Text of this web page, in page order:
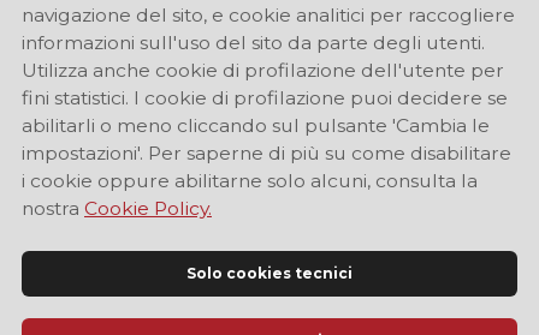
navigazione del sito, e cookie analitici per raccogliere
informazioni sull'uso del sito da parte degli utenti.
Utilizza anche cookie di profilazione dell'utente per
fini statistici. I cookie di profilazione puoi decidere se
abilitarli o meno cliccando sul pulsante 'Cambia le
impostazioni'. Per saperne di più su come disabilitare
i cookie oppure abilitarne solo alcuni, consulta la
nostra Cookie Policy.
Solo cookies tecnici